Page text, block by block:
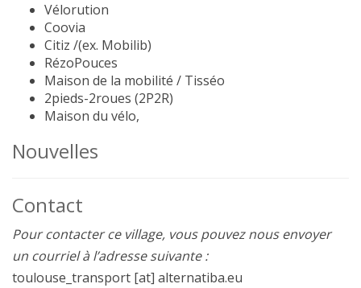
Vélorution
Coovia
Citiz /(ex. Mobilib)
RézoPouces
Maison de la mobilité / Tisséo
2pieds-2roues (2P2R)
Maison du vélo,
Nouvelles
Contact
Pour contacter ce village, vous pouvez nous envoyer
un courriel à l’adresse suivante :
toulouse_transport [at] alternatiba.eu